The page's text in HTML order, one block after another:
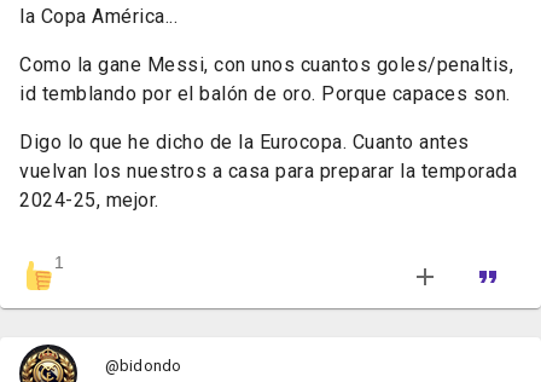
la Copa América...
Como la gane Messi, con unos cuantos goles/penaltis,
id temblando por el balón de oro. Porque capaces son.
Digo lo que he dicho de la Eurocopa. Cuanto antes
vuelvan los nuestros a casa para preparar la temporada
2024-25, mejor.
1
@bidondo